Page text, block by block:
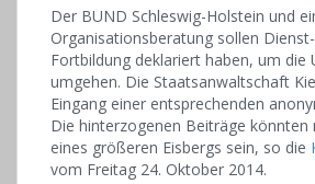
Der BUND Schleswig-Holstein und
Organisationsberatung sollen
Fortbildung deklariert haben, um die
umgehen. Die Staatsanwaltschaft
Eingang einer entsprechenden
Die hinterzogenen Beiträge könnten
eines größeren Eisbergs sein, so die
vom Freitag 24. Oktober 2014.